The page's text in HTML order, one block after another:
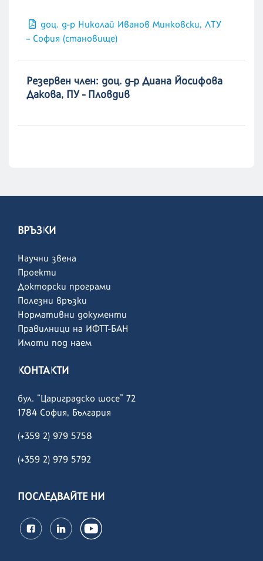
доц. д-р Николай Иванов Минковски, ЛТУ
– София (становище)
Резервен член: доц. д-р Диана Йосифова
Дакова, ПУ - Пловдив
ВРЪЗКИ
Научни звена
Проекти
Докторски програми
Полезни връзки
Нормативни документи
Правилници на ИФТТ-БАН
Имоти под наем
КОНТАКТИ
бул. “Цариградско шосе” 72
1784 София, България
(+359 2) 979 5758
(+359 2) 979 5792
ПОСЛЕДВАЙТЕ НИ